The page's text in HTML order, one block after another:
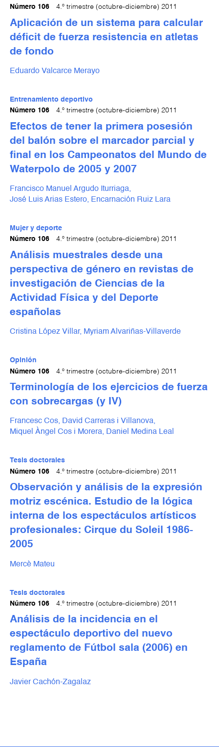
Número 106
4.º trimestre (octubre-diciembre) 2011
Aplicación de un sistema para calcular
déficit de fuerza resistencia en atletas
de fondo
Eduardo Valcarce Merayo
Entrenamiento deportivo
Número 106
4.º trimestre (octubre-diciembre) 2011
Efectos de tener la primera posesión
del balón sobre el marcador parcial y
final en los Campeonatos del Mundo de
Waterpolo de 2005 y 2007
Francisco Manuel Argudo Iturriaga,
José Luis Arias Estero, Encarnación Ruiz Lara
Mujer y deporte
Número 106
4.º trimestre (octubre-diciembre) 2011
Análisis muestrales desde una
perspectiva de género en revistas de
investigación de Ciencias de la
Actividad Física y del Deporte
españolas
Cristina López Villar, Myriam Alvariñas-Villaverde
Opinión
Número 106
4.º trimestre (octubre-diciembre) 2011
Terminología de los ejercicios de fuerza
con sobrecargas (y IV)
Francesc Cos, David Carreras i Villanova,
Miquel Àngel Cos i Morera, Daniel Medina Leal
Tesis doctorales
Número 106
4.º trimestre (octubre-diciembre) 2011
Observación y análisis de la expresión
motriz escénica. Estudio de la lógica
interna de los espectáculos artísticos
profesionales: Cirque du Soleil 1986-
2005
Mercè Mateu
Tesis doctorales
Número 106
4.º trimestre (octubre-diciembre) 2011
Análisis de la incidencia en el
espectáculo deportivo del nuevo
reglamento de Fútbol sala (2006) en
España
Javier Cachón-Zagalaz